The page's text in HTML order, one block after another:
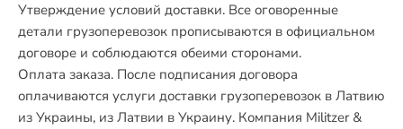
Утверждение условий доставки. Все оговоренные
детали грузоперевозок прописываются в официальном
договоре и соблюдаются обеими сторонами.
Оплата заказа. После подписания договора
оплачиваются услуги доставки грузоперевозок в Латвию
из Украины, из Латвии в Украину. Компания Militzer &